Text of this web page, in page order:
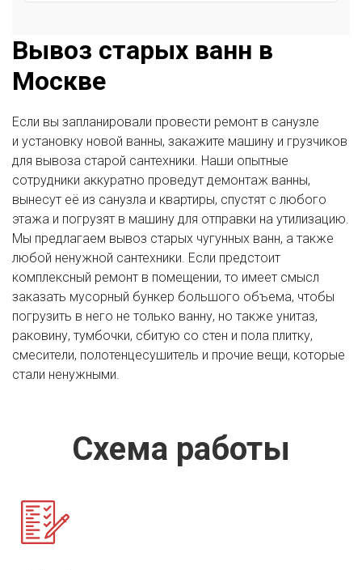
Вывоз старых ванн в
Москве
Если вы запланировали провести ремонт в санузле
и установку новой ванны, закажите машину и грузчиков
для вывоза старой сантехники. Наши опытные
сотрудники аккуратно проведут демонтаж ванны,
вынесут её из санузла и квартиры, спустят с любого
этажа и погрузят в машину для отправки на утилизацию.
Мы предлагаем вывоз старых чугунных ванн, а также
любой ненужной сантехники. Если предстоит
комплексный ремонт в помещении, то имеет смысл
заказать мусорный бункер большого объема, чтобы
погрузить в него не только ванну, но также унитаз,
раковину, тумбочки, сбитую со стен и пола плитку,
смесители, полотенцесушитель и прочие вещи, которые
стали ненужными.
Схема работы